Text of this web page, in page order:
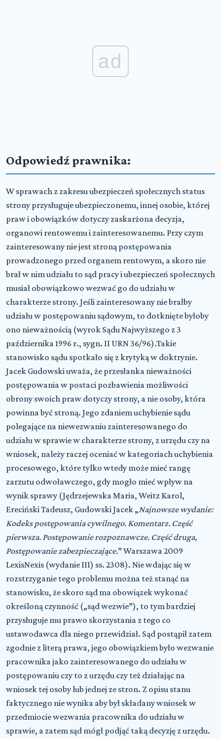
ad
Odpowiedź prawnika:
W sprawach z zakresu ubezpieczeń społecznych status
strony przysługuje ubezpieczonemu, innej osobie, której
praw i obowiązków dotyczy zaskarżona decyzja,
organowi rentowemu i zainteresowanemu. Przy czym
zainteresowany nie jest stroną postępowania
prowadzonego przed organem rentowym, a skoro nie
brał w nim udziału to sąd pracy i ubezpieczeń społecznych
musiał obowiązkowo wezwać go do udziału w
charakterze strony. Jeśli zainteresowany nie brałby
udziału w postępowaniu sądowym, to dotknięte byłoby
ono nieważnością (wyrok Sądu Najwyższego z 3
października 1996 r., sygn. II URN 36/96).Takie
stanowisko sądu spotkało się z krytyką w doktrynie.
Jacek Gudowski uważa, że przesłanka nieważności
postępowania w postaci pozbawienia możliwości
obrony swoich praw dotyczy strony, a nie osoby, która
powinna być stroną. Jego zdaniem uchybienie sądu
polegające na niewezwaniu zainteresowanego do
udziału w sprawie w charakterze strony, z urzędu czy na
wniosek, należy raczej oceniać w kategoriach uchybienia
procesowego, które tylko wtedy może mieć rangę
zarzutu odwoławczego, gdy mogło mieć wpływ na
wynik sprawy (Jędrzejewska Maria, Weitz Karol,
Ereciński Tadeusz, Gudowski Jacek „Najnowsze wydanie:
Kodeks postępowania cywilnego. Komentarz. Część
pierwsza. Postępowanie rozpoznawcze. Część druga,
Postępowanie zabezpieczające.” Warszawa 2009
LexisNexis (wydanie III) ss. 2308). Nie wdając się w
rozstrzyganie tego problemu można też stanąć na
stanowisku, że skoro sąd ma obowiązek wykonać
określoną czynność („sąd wezwie”), to tym bardziej
przysługuje mu prawo skorzystania z tego co
ustawodawca dla niego przewidział. Sąd postąpił zatem
zgodnie z literą prawa, jego obowiązkiem było wezwanie
pracownika jako zainteresowanego do udziału w
postępowaniu czy to z urzędu czy też działając na
wniosek tej osoby lub jednej ze stron. Z opisu stanu
faktycznego nie wynika aby był składany wniosek w
przedmiocie wezwania pracownika do udziału w
sprawie, a zatem sąd mógł podjąć taką decyzję z urzędu.